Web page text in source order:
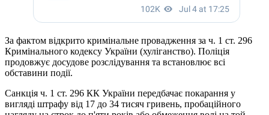
За фактом відкрито кримінальне провадження за ч. 1 ст. 296
Кримінального кодексу України (хуліганство). Поліція
продовжує досудове розслідування та встановлює всі
обставини події.
Санкція ч. 1 ст. 296 КК України передбачає покарання у
вигляді штрафу від 17 до 34 тисяч гривень, пробаційного